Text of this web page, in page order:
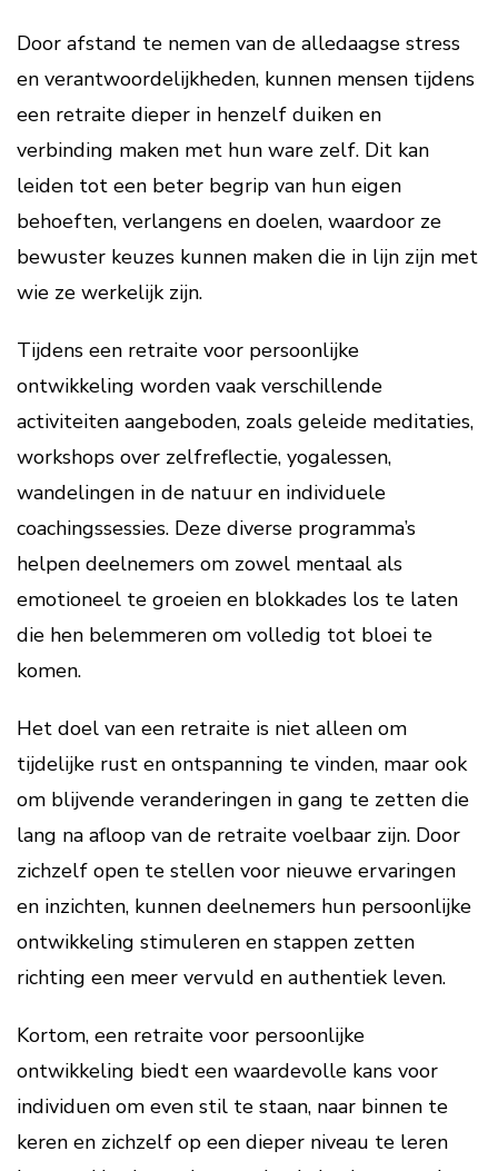
Door afstand te nemen van de alledaagse stress
en verantwoordelijkheden, kunnen mensen tijdens
een retraite dieper in henzelf duiken en
verbinding maken met hun ware zelf. Dit kan
leiden tot een beter begrip van hun eigen
behoeften, verlangens en doelen, waardoor ze
bewuster keuzes kunnen maken die in lijn zijn met
wie ze werkelijk zijn.
Tijdens een retraite voor persoonlijke
ontwikkeling worden vaak verschillende
activiteiten aangeboden, zoals geleide meditaties,
workshops over zelfreflectie, yogalessen,
wandelingen in de natuur en individuele
coachingssessies. Deze diverse programma’s
helpen deelnemers om zowel mentaal als
emotioneel te groeien en blokkades los te laten
die hen belemmeren om volledig tot bloei te
komen.
Het doel van een retraite is niet alleen om
tijdelijke rust en ontspanning te vinden, maar ook
om blijvende veranderingen in gang te zetten die
lang na afloop van de retraite voelbaar zijn. Door
zichzelf open te stellen voor nieuwe ervaringen
en inzichten, kunnen deelnemers hun persoonlijke
ontwikkeling stimuleren en stappen zetten
richting een meer vervuld en authentiek leven.
Kortom, een retraite voor persoonlijke
ontwikkeling biedt een waardevolle kans voor
individuen om even stil te staan, naar binnen te
keren en zichzelf op een dieper niveau te leren